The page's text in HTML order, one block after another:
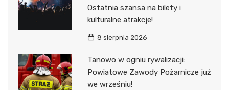
Ostatnia szansa na bilety i
kulturalne atrakcje!
8 sierpnia 2026
Tanowo w ogniu rywalizacji:
Powiatowe Zawody Pożarnicze już
we wrześniu!